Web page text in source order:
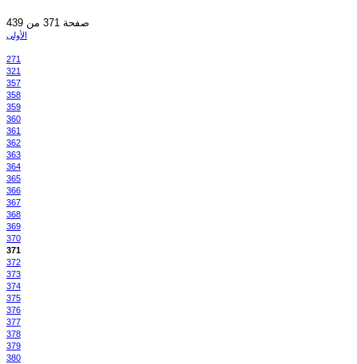
صفحة 371 من 439
الأولى
271
321
357
358
359
360
361
362
363
364
365
366
367
368
369
370
371
372
373
374
375
376
377
378
379
380